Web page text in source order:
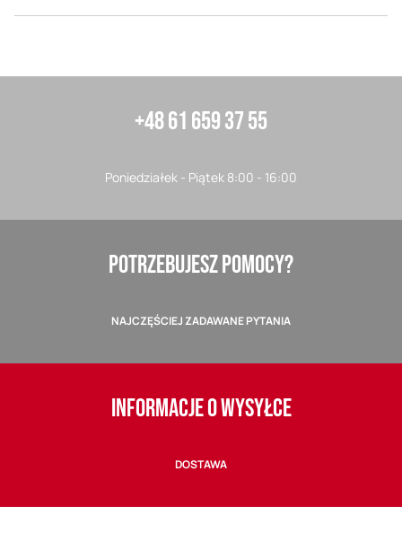
+48 61 659 37 55
Poniedziałek - Piątek 8:00 - 16:00
POTRZEBUJESZ POMOCY?
NAJCZĘŚCIEJ ZADAWANE PYTANIA
INFORMACJE O WYSYŁCE
DOSTAWA